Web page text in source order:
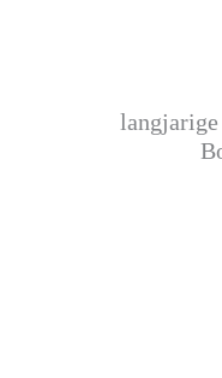
langjarige